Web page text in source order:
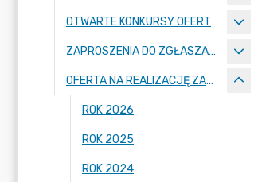
OTWARTE KONKURSY OFERT
ZAPROSZENIA DO ZGŁASZANIA KANDYDATÓW DO UDZIAŁU W PRACACH KOMISJI KONKURSOWYCH
OFERTA NA REALIZACJĘ ZADANIA PUBLICZNEGO W TRYBIE MAŁYCH ZLECEŃ
ROK 2026
ROK 2025
ROK 2024